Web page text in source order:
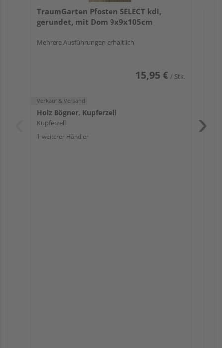
TraumGarten Pfosten SELECT kdi,
gerundet, mit Dom 9x9x105cm
Mehrere Ausführungen erhältlich
15,95 € / Stk.
Verkauf & Versand
Holz Bögner, Kupferzell
Kupferzell
1 weiterer Händler